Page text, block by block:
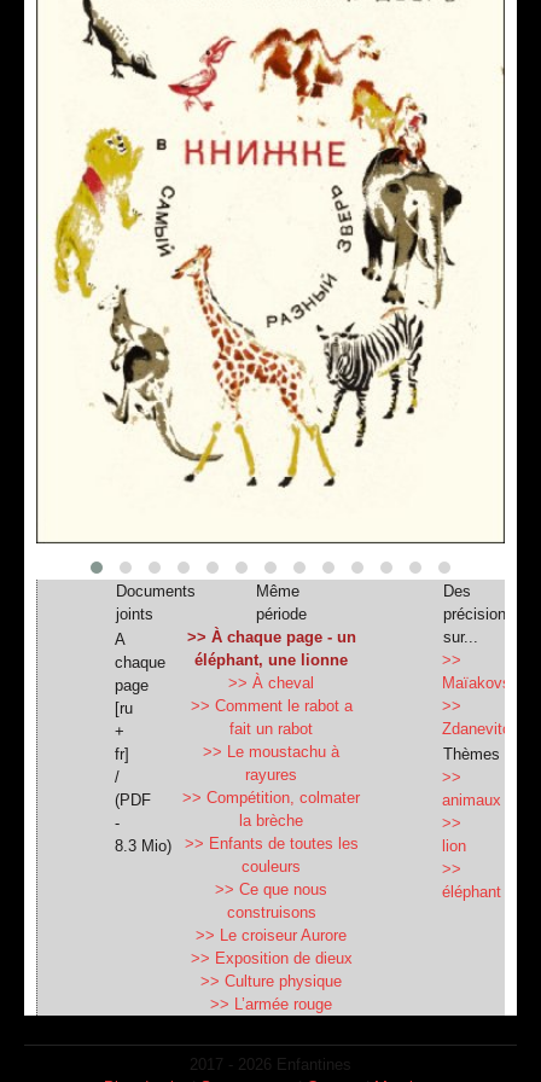
Documents
joints
A
chaque
page
[ru
+
fr]
/
(PDF
-
8.3 Mio)
Des
précisions
sur...
>>
Maïakovski
>>
Zdanevitch
Thèmes
>>
animaux
>>
lion
>>
éléphant
Même
période
>> À chaque page - un
éléphant, une lionne
>> À cheval
>> Comment le rabot a
fait un rabot
>> Le moustachu à
rayures
>> Сompétition, colmater
la brèche
>> Enfants de toutes les
couleurs
>> Ce que nous
construisons
>> Le croiseur Aurore
>> Exposition de dieux
>> Culture physique
>> L’armée rouge
2017 - 2026 Enfantines